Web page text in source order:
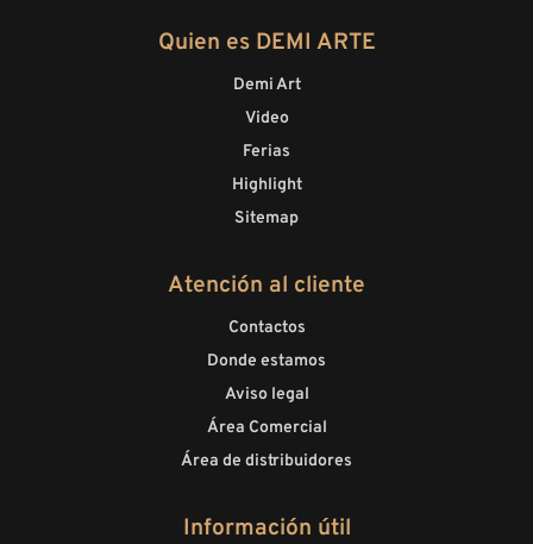
Quien es DEMI ARTE
Demi Art
Video
Ferias
Highlight
Sitemap
Atención al cliente
Contactos
Donde estamos
Aviso legal
Área Comercial
Área de distribuidores
Información útil